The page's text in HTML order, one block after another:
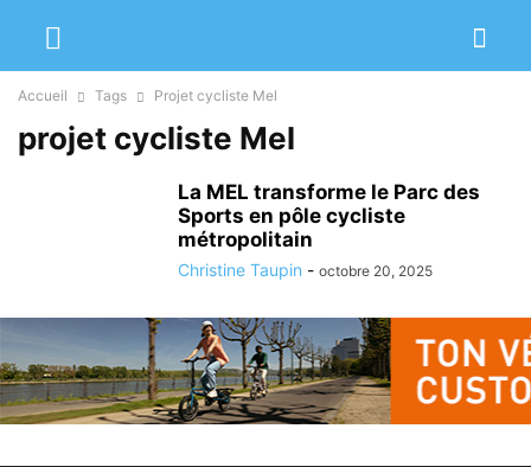
Accueil Tags Projet cycliste Mel
projet cycliste Mel
La MEL transforme le Parc des
Sports en pôle cycliste
métropolitain
Christine Taupin - octobre 20, 2025